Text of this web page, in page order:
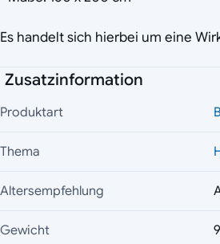
Es handelt sich hierbei um eine
Zusatzinformation
Produktart
Thema
Altersempfehlung
Gewicht